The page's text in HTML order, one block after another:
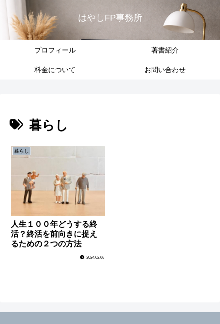
はやしFP事務所
プロフィール 著書紹介
料金について お問い合わせ
暮らし
暮らし
人生１００年どうする終
活？終活を前向きに捉え
るための２つの方法
2024.02.06